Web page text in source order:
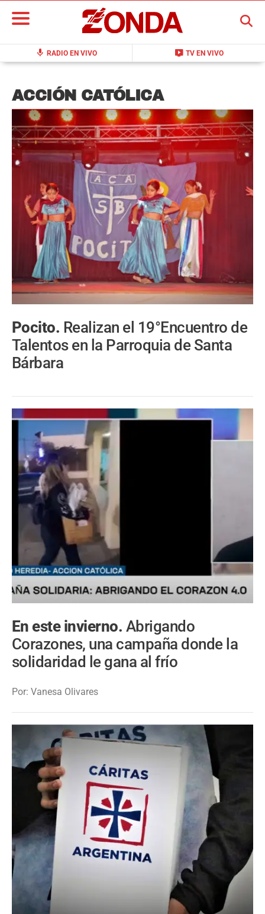
mic RADIO EN VIVO live_tv TV EN VIVO
BUSCAR
ACCIÓN CATÓLICA
Pocito. Realizan el 19°Encuentro de
Talentos en la Parroquia de Santa
Bárbara
En este invierno. Abrigando
Corazones, una campaña donde la
solidaridad le gana al frío
Por: Vanesa Olivares